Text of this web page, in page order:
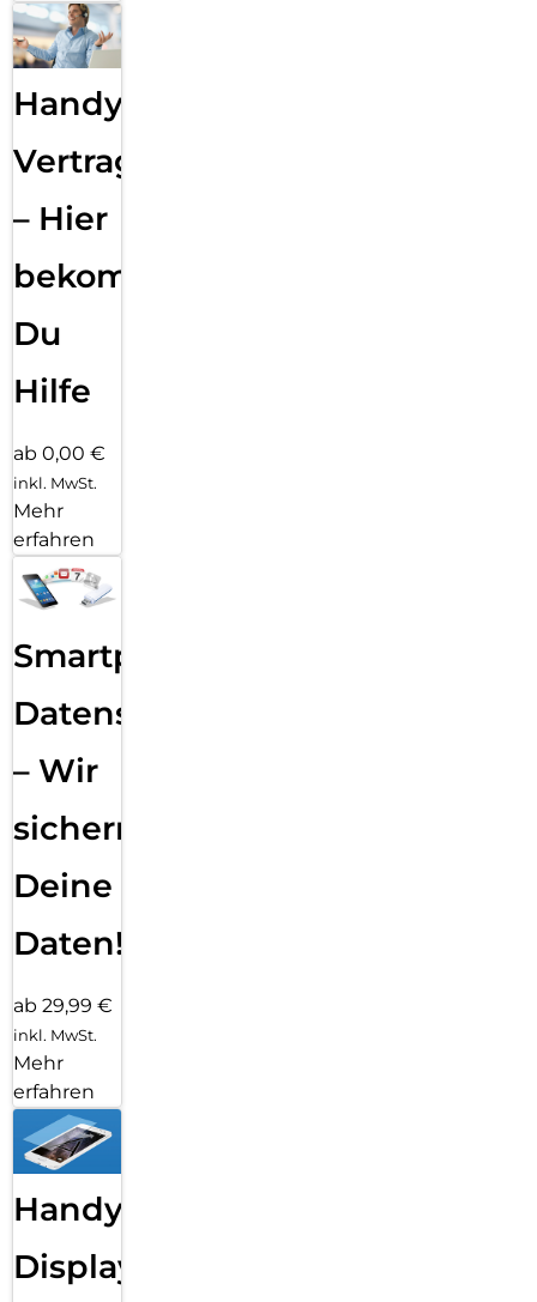
Handy
Vertragsabwicklung
– Hier
bekommst
Du
Hilfe
ab 0,00 €
inkl. MwSt.
Mehr
erfahren
Smartphone
Datensicherung
– Wir
sichern
Deine
Daten!
ab 29,99 €
inkl. MwSt.
Mehr
erfahren
Handy
Displayfolie